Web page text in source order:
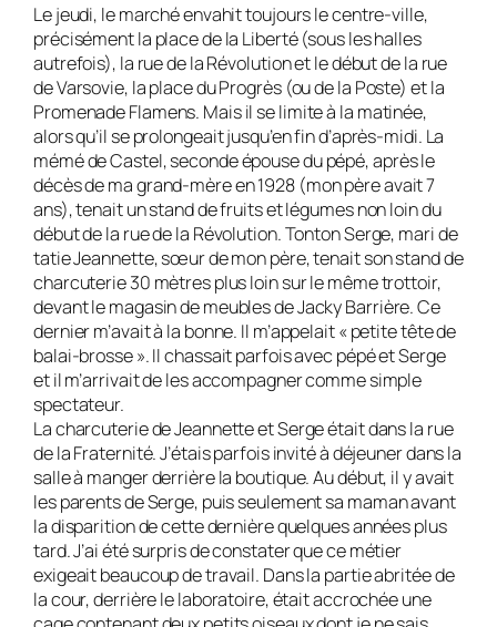
Le jeudi, le marché envahit toujours le centre-ville,
précisément la place de la Li­berté (sous les halles
autrefois), la rue de la Révolution et le début de la rue
de Var­sovie, la place du Progrès (ou de la Poste) et la
Promenade Flamens. Mais il se limite à la matinée,
alors qu’il se prolongeait jus­qu’en fin d’après-midi. La
mémé de Castel, seconde épouse du pépé, après le
décès de ma grand-mère en 1928 (mon père avait 7
ans), tenait un stand de fruits et légumes non loin du
début de la rue de la Révolu­tion. Tonton Serge, mari de
tatie Jeannet­te, sœur de mon père, tenait son stand de
charcuterie 30 mètres plus loin sur le mê­me trottoir,
devant le magasin de meubles de Jacky Barrière. Ce
dernier m’avait à la bonne. Il m’appelait « petite tête de
balai-brosse ». Il chassait parfois avec pépé et Serge
et il m’arrivait de les accompagner comme simple
spectateur.
La charcuterie de Jeannette et Serge était dans la rue
de la Fraternité. J’étais parfois invité à déjeuner dans la
salle à manger derrière la bou­tique. Au début, il y avait
les parents de Serge, puis seulement sa maman avant
la disparition de cette der­nière quelques années plus
tard. J’ai été surpris de constater que ce métier
exigeait beau­coup de travail. Dans la partie abritée de
la cour, derrière le laboratoire, était ac­crochée une